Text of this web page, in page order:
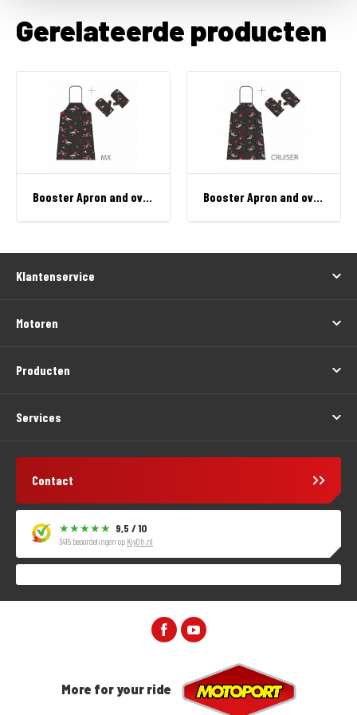
Gerelateerde producten
Booster Apron and oven mitt MX Booster Apron and oven mitt Cruiser
Klantenservice
Motoren
Producten
Services
Contact
9,5 / 10
3415 beoordelingen op KiyOh.nl
More for your ride